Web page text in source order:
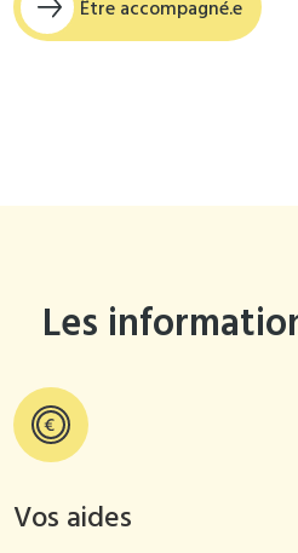
Être accompagné.e
Les
Vos aides